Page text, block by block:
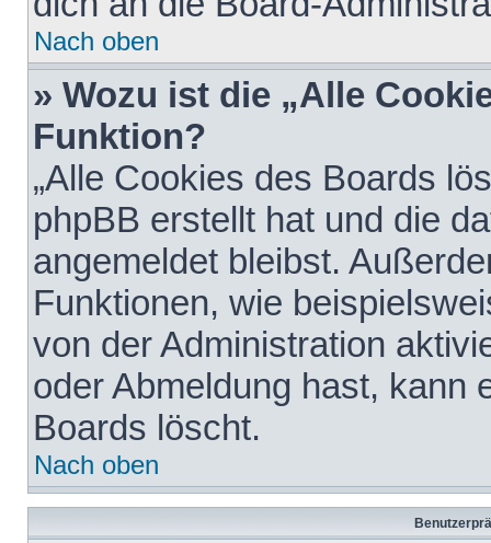
Nach oben
» Wozu ist die „Alle
Funktion?
„Alle Cookies des Boards
phpBB erstellt hat und die
angemeldet bleibst.
Funktionen, wie
von der Administration
oder Abmeldung hast, kann
Boards löscht.
Nach oben